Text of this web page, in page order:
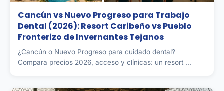
Cancún vs Nuevo Progreso para Trabajo
Dental (2026): Resort Caribeño vs Pueblo
Fronterizo de Invernantes Tejanos
¿Cancún o Nuevo Progreso para cuidado dental?
Compara precios 2026, acceso y clínicas: un resort ...